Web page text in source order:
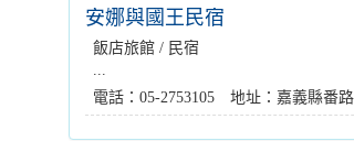
安娜與國王民宿
飯店旅館 / 民宿
電話：05-2753105 地址：嘉義縣番